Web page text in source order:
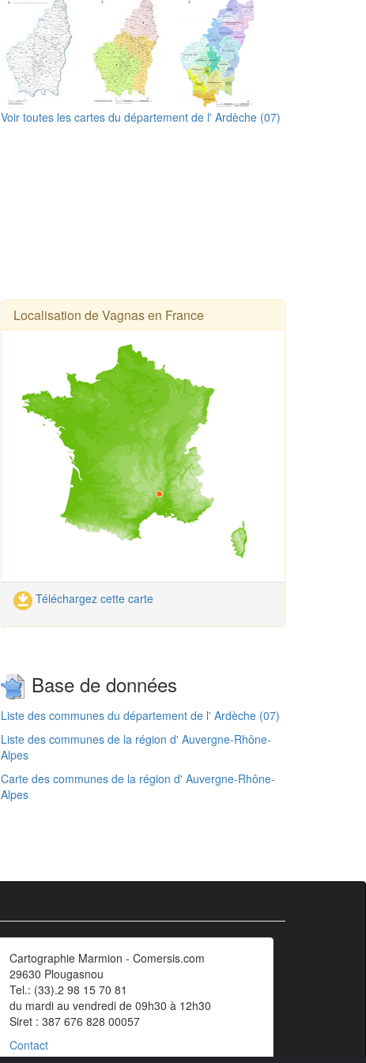
Voir toutes les cartes du département de l' Ardèche (07)
Localisation de Vagnas en France
Téléchargez cette carte
Base de données
Liste des communes du département de l' Ardèche (07)
Liste des communes de la région d' Auvergne-Rhône-
Alpes
Carte des communes de la région d' Auvergne-Rhône-
Alpes
Cartographie Marmion - Comersis.com
29630 Plougasnou
Tel.: (33).2 98 15 70 81
du mardi au vendredi de 09h30 à 12h30
Siret : 387 676 828 00057
Contact